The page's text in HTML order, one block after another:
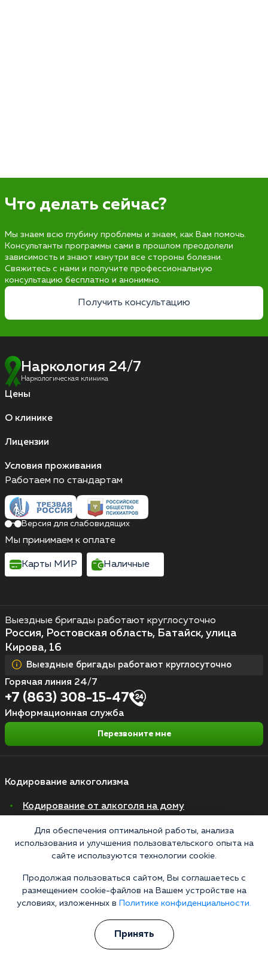
Что делать сейчас?
Мы знаем всю глубину проблемы и знаем, как Вам помочь.
Консультанты программы сами в прошлом преодолели
зависимость и знают изнутри все стороны болезни.
Свяжитесь с нами и получите профессиональную
консультацию бесплатно и анонимно.
Получить консультацию
Наркология 24/7
Наркологическая клиника
Цены
О клинике
Лицензии
Условия проживания
Кодирование алкоголизма
Кодирование от алкоголя на дому
Зашиться от алкоголизма
Кодирование уколом
Эспераль
Вивитрол
Кодирование двойной блок
Вывод из запоя в стационаре
Выездные бригады работают круглосуточно
Россия, Ростовская область, Батайск, улица
Кирова, 16
Выездные бригады работают круглосуточно
Горячая линия 24/7
+7 (863) 308-15-47
Информационная служба
Перезвоните мне
Работаем по стандартам
Версия для слабовидящих
Мы принимаем к оплате
Карты МИР Наличные
Для обеспечения оптимальной работы, анализа
использования и улучшения пользовательского опыта на
сайте используются технологии cookie.
Продолжая пользоваться сайтом, Вы соглашаетесь с
размещением cookie-файлов на Вашем устройстве на
условиях, изложенных в
Политике конфиденциальности.
Принять